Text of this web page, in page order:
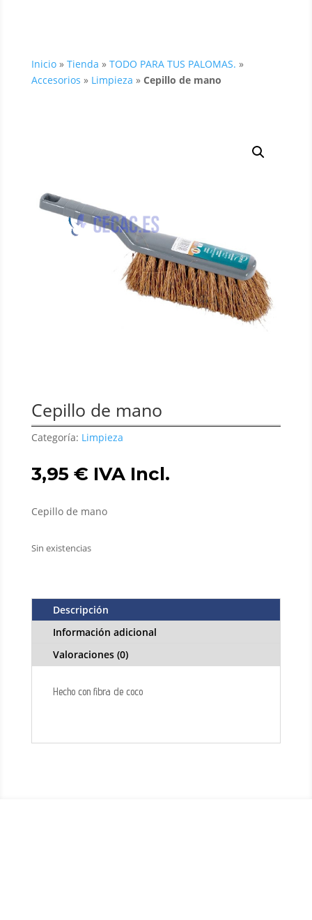
Inicio» Tienda » TODO PARA TUS PALOMAS. »
Accesorios » Limpieza » Cepillo de mano
Cepillo de mano
Categoría: Limpieza
3,95 € IVA Incl.
Cepillo de mano
Sin existencias
Descripción
Información adicional
Valoraciones (0)
Hecho con fibra de coco